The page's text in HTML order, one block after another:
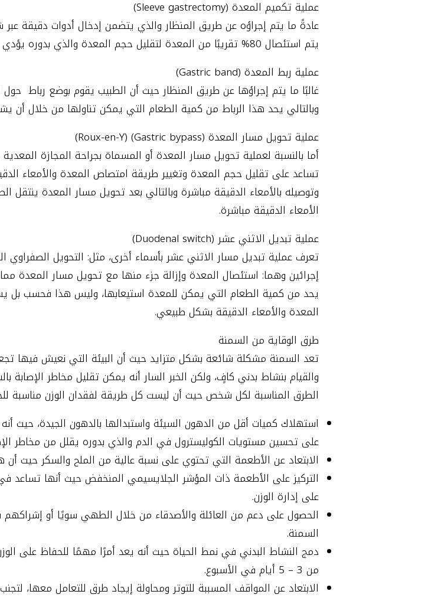
عملية تكميم المعدة (Sleeve gastrectomy)
عادةً ما يتم إجراؤه عن طريق المنظار والذي يتضمن إدخال أدوات دقيقة
يتم استئصال 80% تقريبًا من المعدة لتقليل حجم المعدة والذي بدوره يؤدي لتحديد مقدار الطعام الذي يمكن للشخص استهلاكه.
عملية ربط المعدة (Gastric band)
غالبًا ما يتم إجراؤها عن طريق المنظار حيث أن الطبيب يقوم بوضع رباط
وبالتالي يحد هذا الرباط من كمية الطعام التي يمكن تناولها من خلال
عملية تحويل مسار المعدة (Gastric bypass) (Roux-en-Y)
أما بالنسبة لعملية تحويل مسار المعدة أو المسماة بجراحة المجازة
تساعد على تقليل حجم المعدة وتغيير طريقة امتصاص المعدة والأمعاء
وتوصيله بالأمعاء الدقيقة مباشرة وبالتالي بعد تحويل مسار المعدة ينتقل
الأمعاء الدقيقة مباشرة.
عملية تبديل الاثني عشر (Duodenal switch)
تعرف عملية تبديل مسار الاثني عشر بأسماء أخرى، مثل: التحويل الصفراوي
إجرائين وهما: استئصال المعدة وإزالة جزء منها مع تحويل مسار المعدة
يحد من كمية الطعام التي يمكن للمعدة استيعابها، وليس هذا فحسب بل
المعدة والأمعاء الدقيقة بشكل طبيعي.
طرق الوقاية من السمنة
تعد السمنة مشكلة شائعة بشكل متزايد حيث أن البيئة التي نعيش فيها
والقيام بنشاط بدني كافٍ، ولكن الخبر السار أنه يمكن تقليل مخاطر
الطرق المناسبة لكل شخص حيث أن ليست كل طريقة لفقدان الوزن مناسبة
استهلاك كميات أقل من الدهون السيئة واستبدالها بالدهون الجيدة، حيث
على تحسين مستويات الكوليسترول في الدم والذي بدوره يقلل من مخاطر
الابتعاد عن الأطعمة التي تحتوي على نسبة عالية من الملح والسكر حيث
التركيز على الأطعمة ذات المؤشر الجلايسيمي المنخفض حيث أنها
على إدارة الوزن.
الحصول على دعم من العائلة والأصدقاء من خلال الطهي سويًا أو
السمنة.
دمج النشاط البدني في نمط الحياة حيث أنه يعد أمرًا مهمًا للحفاظ على
من 3 – 5 أيام في الأسبوع.
الابتعاد عن المواقف المسببة للتوتر ومحاولة إيجاد طرق للتعامل معها،